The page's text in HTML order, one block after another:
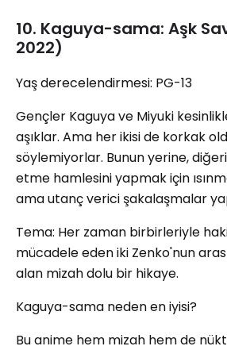
10. Kaguya-sama: Aşk
2022)
Yaş derecelendirmesi: PG-13
Gençler Kaguya ve Miyuki
aşıklar. Ama her ikisi de korkak
söylemiyorlar. Bunun yerine,
etme hamlesini yapmak için
ama utanç verici şakalaşmalar
Tema: Her zaman birbirleriyle
mücadele eden iki Zenko'nun
alan mizah dolu bir hikaye.
Kaguya-sama neden en iyisi?
Bu anime hem mizah hem de